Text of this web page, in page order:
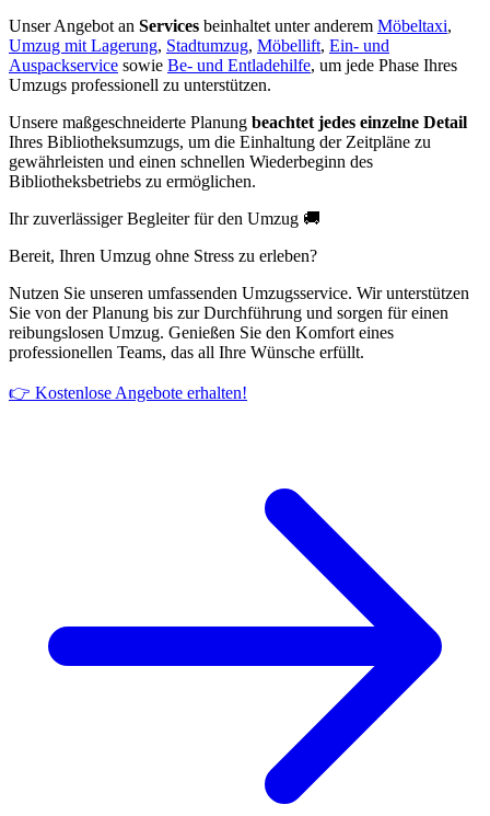
Unser Angebot an Services beinhaltet unter anderem Möbeltaxi,
Umzug mit Lagerung, Stadtumzug, Möbellift, Ein- und
Auspackservice sowie Be- und Entladehilfe, um jede Phase Ihres
Umzugs professionell zu unterstützen.
Unsere maßgeschneiderte Planung beachtet jedes einzelne Detail
Ihres Bibliotheksumzugs, um die Einhaltung der Zeitpläne zu
gewährleisten und einen schnellen Wiederbeginn des
Bibliotheksbetriebs zu ermöglichen.
Ihr zuverlässiger Begleiter für den Umzug 🚚
Bereit, Ihren Umzug ohne Stress zu erleben?
Nutzen Sie unseren umfassenden Umzugsservice. Wir unterstützen
Sie von der Planung bis zur Durchführung und sorgen für einen
reibungslosen Umzug. Genießen Sie den Komfort eines
professionellen Teams, das all Ihre Wünsche erfüllt.
👉 Kostenlose Angebote erhalten!